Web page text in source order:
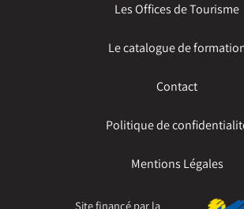
Les Offices de Tourisme
Le catalogue de
Contact
Politique de
Mentions Légales
Site financé par la